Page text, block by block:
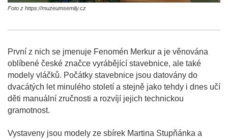
Foto z https://muzeumsemily.cz
První z nich se jmenuje Fenomén Merkur a je věnována
oblíbené české značce vyrábějící stavebnice, ale také
modely vláčků. Počátky stavebnice jsou datovány do
dvacátých let minulého století a stejně jako tehdy i dnes učí
děti manuální zručnosti a rozvíjí jejich technickou
gramotnost.
Vystaveny jsou modely ze sbírek Martina Stupňánka a